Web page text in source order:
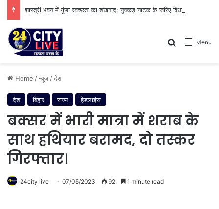
Menu
Search for
Home /न्यूज़ /देश
देश बिहार राज्य हेडलाइंस
बक्सर में भारी मात्रा में शराब के
साथ हथियार बरामद, दो तस्कर
गिरफ्तार।
24city live 07/05/2023 92 1 minute read